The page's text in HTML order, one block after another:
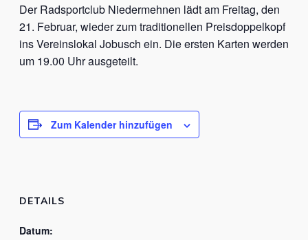
Der Radsportclub Niedermehnen lädt am Freitag, den
21. Februar, wieder zum traditionellen Preisdoppelkopf
ins Vereinslokal Jobusch ein. Die ersten Karten werden
um 19.00 Uhr ausgeteilt.
Zum Kalender hinzufügen
DETAILS
Datum: